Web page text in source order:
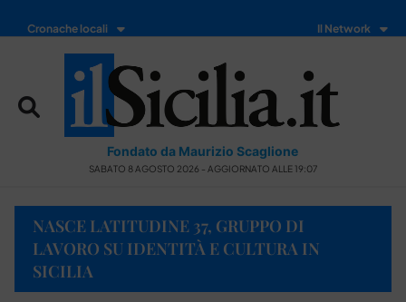
Cronache locali Il Network
Fondato da Maurizio Scaglione
SABATO 8 AGOSTO 2026 - AGGIORNATO ALLE 19:07
NASCE LATITUDINE 37, GRUPPO DI
LAVORO SU IDENTITÀ E CULTURA IN
SICILIA